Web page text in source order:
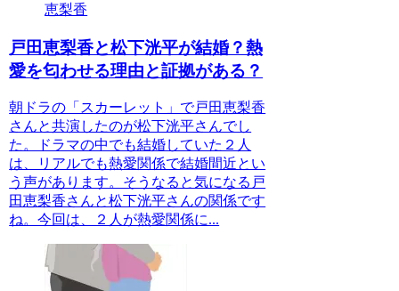
恵梨香
戸田恵梨香と松下洸平が結婚？熱
愛を匂わせる理由と証拠がある？
朝ドラの「スカーレット」で戸田恵梨香
さんと共演したのが松下洸平さんでし
た。ドラマの中でも結婚していた２人
は、リアルでも熱愛関係で結婚間近とい
う声があります。そうなると気になる戸
田恵梨香さんと松下洸平さんの関係です
ね。今回は、２人が熱愛関係に...